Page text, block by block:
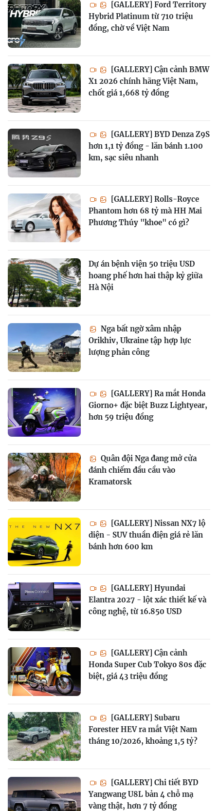
[GALLERY] Ford Territory
Hybrid Platinum từ 710 triệu
đồng, chờ về Việt Nam
[GALLERY] Cận cảnh BMW
X1 2026 chính hãng Việt Nam,
chốt giá 1,668 tỷ đồng
[GALLERY] BYD Denza Z9S
hơn 1,1 tỷ đồng - lăn bánh 1.100
km, sạc siêu nhanh
[GALLERY] Rolls-Royce
Phantom hơn 68 tỷ mà HH Mai
Phương Thúy "khoe" có gì?
Dự án bệnh viện 50 triệu USD
hoang phế hơn hai thập kỷ giữa
Hà Nội
Nga bất ngờ xâm nhập
Orikhiv, Ukraine tập hợp lực
lượng phản công
[GALLERY] Ra mắt Honda
Giorno+ đặc biệt Buzz Lightyear,
hơn 59 triệu đồng
Quân đội Nga đang mở cửa
đánh chiếm đầu cầu vào
Kramatorsk
[GALLERY] Nissan NX7 lộ
diện - SUV thuần điện giá rẻ lăn
bánh hơn 600 km
[GALLERY] Hyundai
Elantra 2027 - lột xác thiết kế và
công nghệ, từ 16.850 USD
[GALLERY] Cận cảnh
Honda Super Cub Tokyo 80s đặc
biệt, giá 43 triệu đồng
[GALLERY] Subaru
Forester HEV ra mắt Việt Nam
tháng 10/2026, khoảng 1,5 tỷ?
[GALLERY] Chi tiết BYD
Yangwang U8L bản 4 chỗ mạ
vàng thật, hơn 7 tỷ đồng